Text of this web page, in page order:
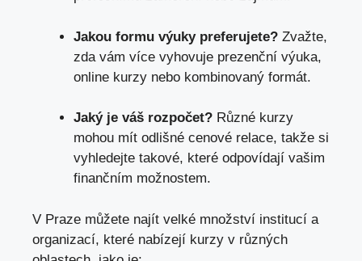
Jakou formu výuky preferujete? Zvažte,
zda vám více vyhovuje prezenční výuka,
online kurzy nebo kombinovaný formát.
Jaký je váš rozpočet? Různé kurzy
mohou mít odlišné cenové relace, takže si
vyhledejte takové, které odpovídají vašim
finančním možnostem.
V Praze můžete najít velké množství institucí a
organizací, které nabízejí kurzy v různých